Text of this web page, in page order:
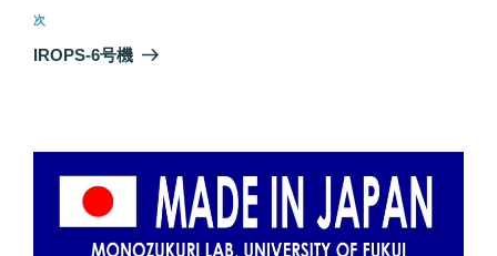
ビ
ゲ
稿
次
の
次
IROPS-6号機